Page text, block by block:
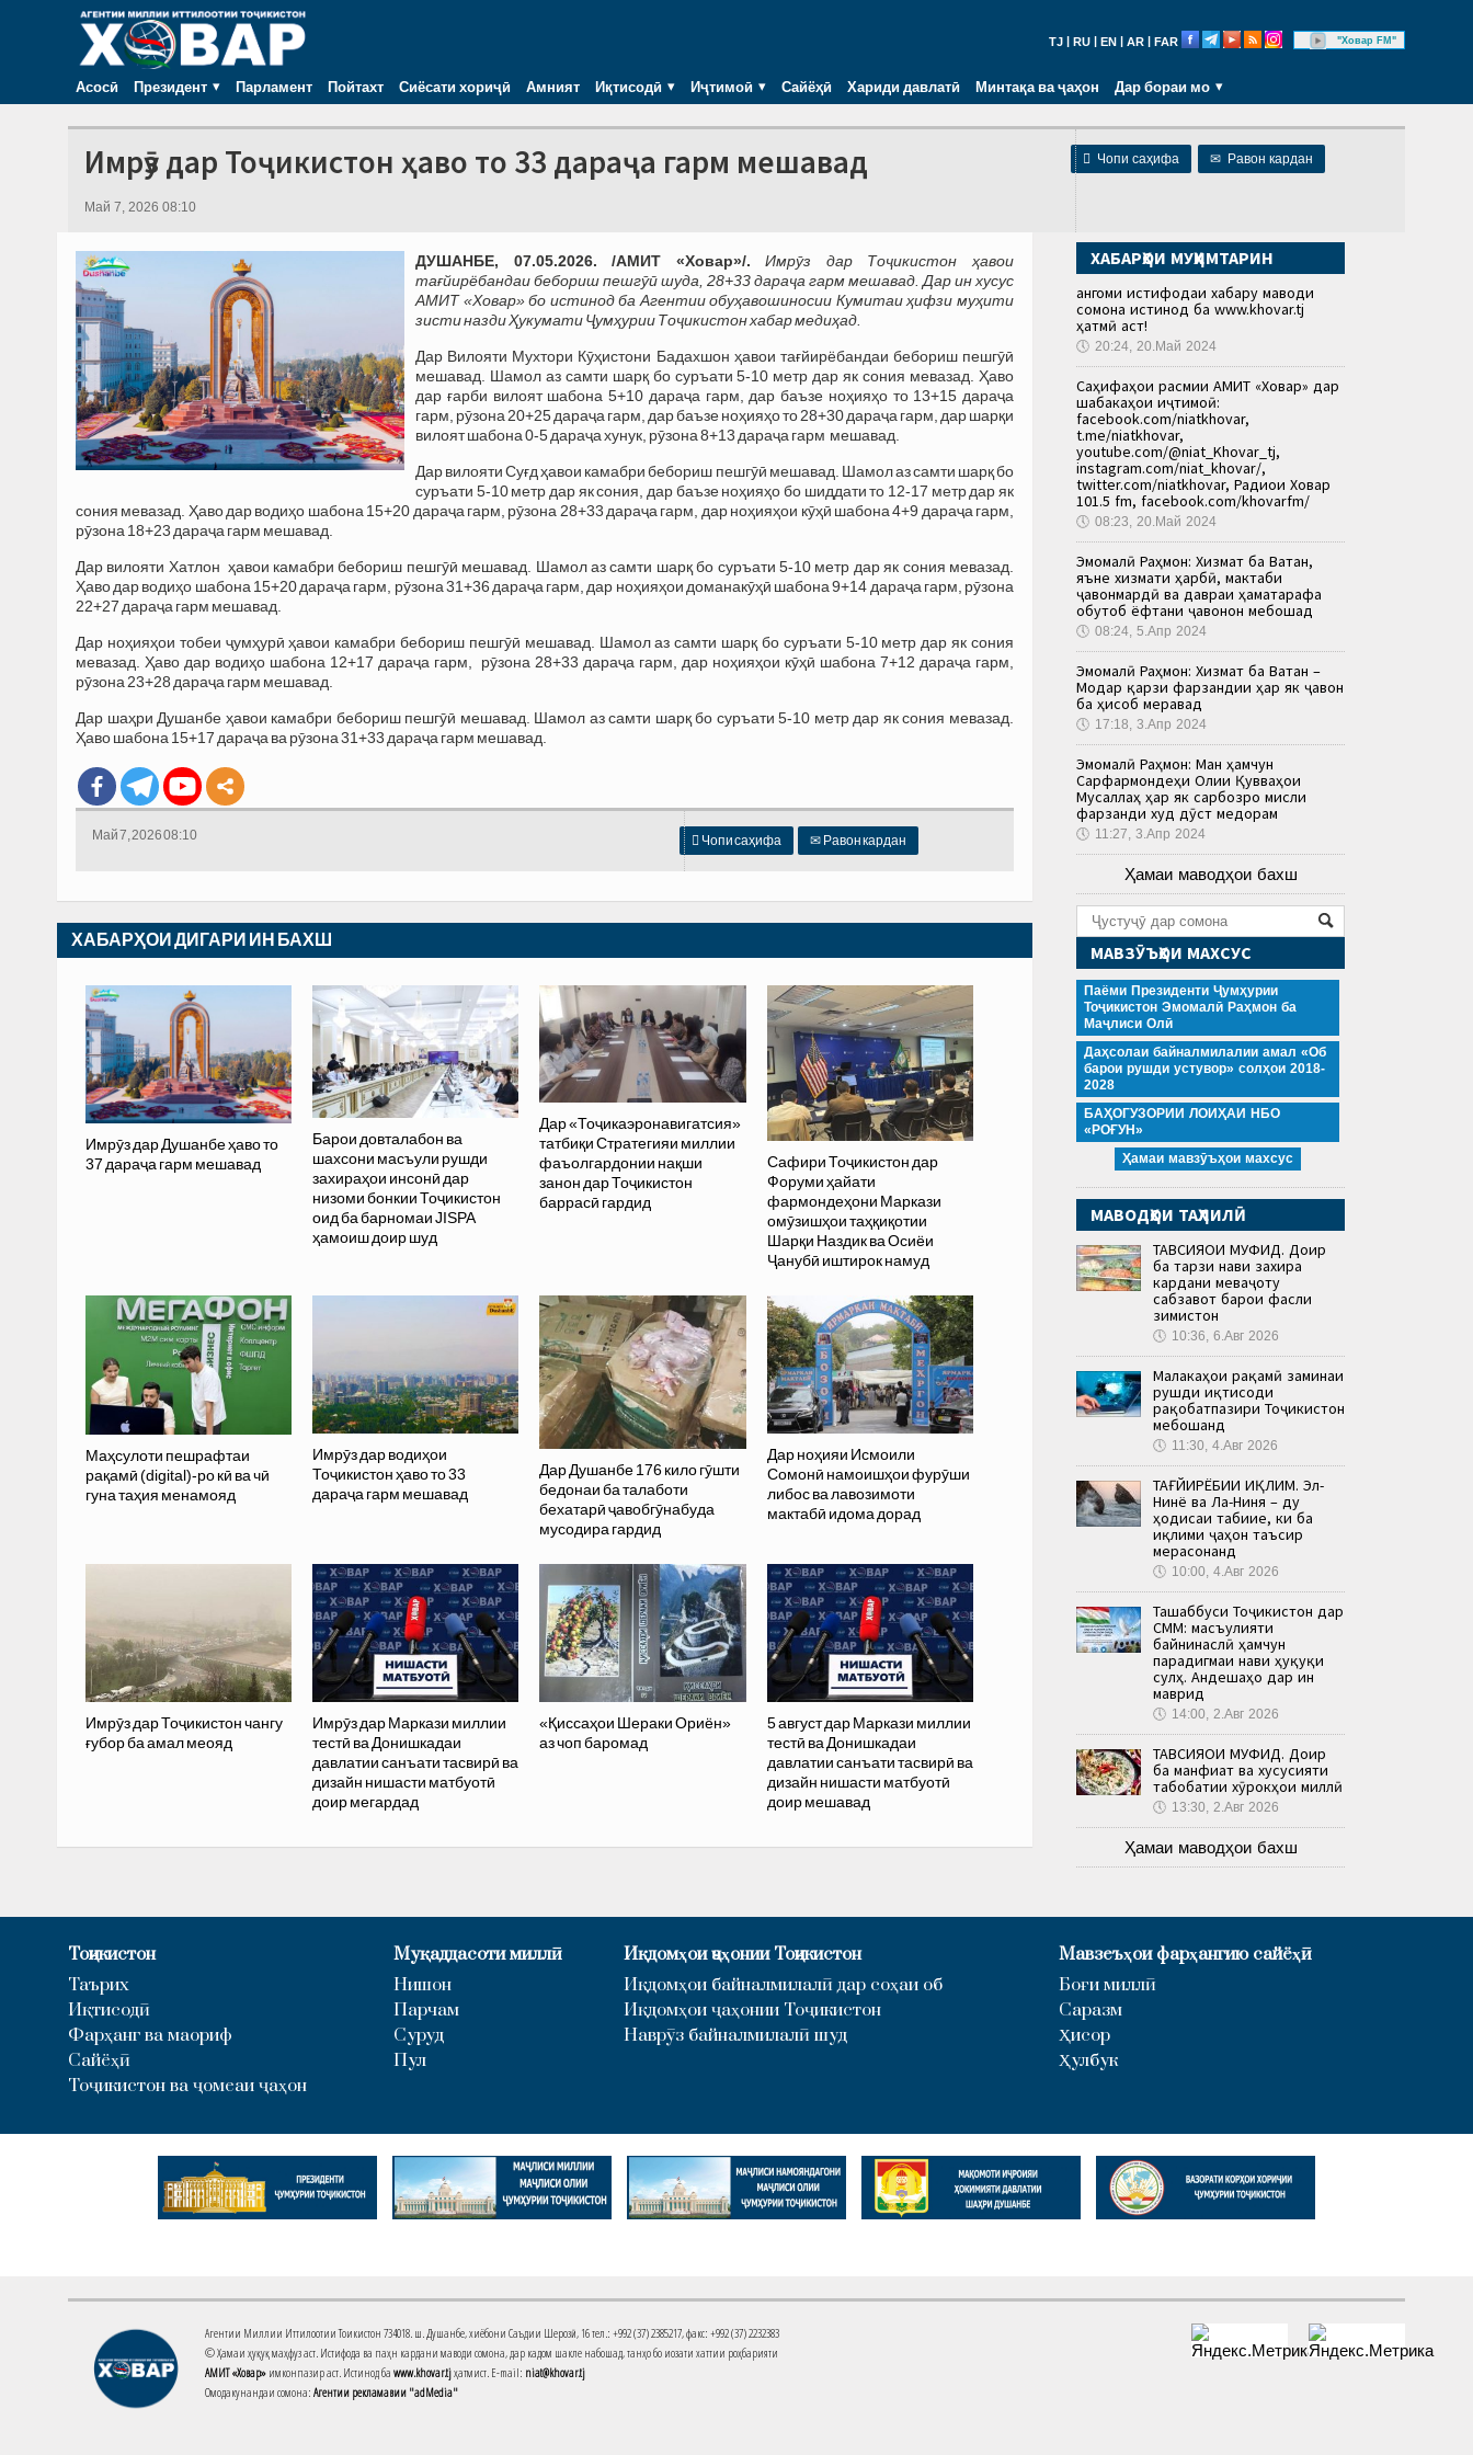
TJ RU EN AR FAR "Ховар FM"
Асосӣ Президент Парламент Пойтахт Сиёсати хориҷӣ Амният Иқтисодӣ Иҷтимоӣ Сайёҳӣ Хариди давлатӣ Минтақа ва ҷаҳон Дар бораи мо
 Чопи саҳифа ✉ Равон кардан
Имрӯз дар Тоҷикистон ҳаво то 33 дараҷа гарм мешавад
Май 7, 2026 08:10
ДУШАНБЕ, 07.05.2026. /АМИТ «Ховар»/.
Имрӯз дар Тоҷикистон ҳавои
тағйирёбандаи бебориш пешгӯӣ шуда, 28+33 дараҷа гарм мешавад. Дар ин хусус
АМИТ «Ховар» бо истинод ба Агентии обуҳавошиносии Кумитаи ҳифзи муҳити
зисти назди Ҳукумати Ҷумҳурии Тоҷикистон хабар медиҳад.
Дар Вилояти Мухтори Кӯҳистони Бадахшон ҳавои тағйирёбандаи бебориш пешгӯӣ
мешавад. Шамол аз самти шарқ бо суръати 5-10 метр дар як сония мевазад. Ҳаво
дар ғарби вилоят шабона 5+10 дараҷа гарм, дар баъзе ноҳияҳо то 13+15 дараҷа
гарм, рӯзона 20+25 дараҷа гарм, дар баъзе ноҳияҳо то 28+30 дараҷа гарм, дар шарқи
вилоят шабона 0-5 дараҷа хунук, рӯзона 8+13 дараҷа гарм мешавад.
Дар вилояти Суғд ҳавои камабри бебориш пешгӯӣ мешавад. Шамол аз самти шарқ бо
суръати 5-10 метр дар як сония, дар баъзе ноҳияҳо бо шиддати то 12-17 метр дар як
сония мевазад. Ҳаво дар водиҳо шабона 15+20 дараҷа гарм, рӯзона 28+33 дараҷа гарм, дар ноҳияҳои кӯҳӣ шабона 4+9 дараҷа гарм,
рӯзона 18+23 дараҷа гарм мешавад.
Дар вилояти Хатлон ҳавои камабри бебориш пешгӯӣ мешавад. Шамол аз самти шарқ бо суръати 5-10 метр дар як сония мевазад.
Ҳаво дар водиҳо шабона 15+20 дараҷа гарм, рӯзона 31+36 дараҷа гарм, дар ноҳияҳои доманакӯҳӣ шабона 9+14 дараҷа гарм, рӯзона
22+27 дараҷа гарм мешавад.
Дар ноҳияҳои тобеи ҷумҳурӣ ҳавои камабри бебориш пешгӯӣ мешавад. Шамол аз самти шарқ бо суръати 5-10 метр дар як сония
мевазад. Ҳаво дар водиҳо шабона 12+17 дараҷа гарм, рӯзона 28+33 дараҷа гарм, дар ноҳияҳои кӯҳӣ шабона 7+12 дараҷа гарм,
рӯзона 23+28 дараҷа гарм мешавад.
Дар шаҳри Душанбе ҳавои камабри бебориш пешгӯӣ мешавад. Шамол аз самти шарқ бо суръати 5-10 метр дар як сония мевазад.
Ҳаво шабона 15+17 дараҷа ва рӯзона 31+33 дараҷа гарм мешавад.
 Чопи саҳифа ✉ Равон кардан
Май 7, 2026 08:10
ХАБАРҲОИ ДИГАРИ ИН БАХШ
Имрӯз дар Душанбе ҳаво то
37 дараҷа гарм мешавад
Барои довталабон ва
шахсони масъули рушди
захираҳои инсонӣ дар
низоми бонкии Тоҷикистон
оид ба барномаи JISPA
ҳамоиш доир шуд
Дар «Тоҷикаэронавигатсия»
татбиқи Стратегияи миллии
фаъолгардонии нақши
занон дар Тоҷикистон
баррасӣ гардид
Сафири Тоҷикистон дар
Форуми ҳайати
фармондеҳони Маркази
омӯзишҳои таҳқиқотии
Шарқи Наздик ва Осиёи
Ҷанубӣ иштирок намуд
Маҳсулоти пешрафтаи
рақамӣ (digital)-ро кӣ ва чӣ
гуна таҳия менамояд
Имрӯз дар водиҳои
Тоҷикистон ҳаво то 33
дараҷа гарм мешавад
Дар Душанбе 176 кило гӯшти
бедонаи ба талаботи
бехатарӣ ҷавобгӯнабуда
мусодира гардид
Дар ноҳияи Исмоили
Сомонӣ намоишҳои фурӯши
либос ва лавозимоти
мактабӣ идома дорад
Имрӯз дар Тоҷикистон чангу
ғубор ба амал меояд
Имрӯз дар Маркази миллии
тестӣ ва Донишкадаи
давлатии санъати тасвирӣ ва
дизайн нишасти матбуотӣ
доир мегардад
«Қиссаҳои Шераки Ориён»
аз чоп баромад
5 август дар Маркази миллии
тестӣ ва Донишкадаи
давлатии санъати тасвирӣ ва
дизайн нишасти матбуотӣ
доир мешавад
ХАБАРҲОИ МУҲИМТАРИН
Ҳангоми истифодаи хабару маводи
сомона истинод ба www.khovar.tj
ҳатмӣ аст!
🕔 20:24, 20.Май 2024
Саҳифаҳои расмии АМИТ «Ховар» дар
шабакаҳои иҷтимоӣ:
facebook.com/niatkhovar,
t.me/niatkhovar,
youtube.com/@niat_Khovar_tj,
instagram.com/niat_khovar/,
twitter.com/niatkhovar, Радиои Ховар
101.5 fm, facebook.com/khovarfm/
🕔 08:23, 20.Май 2024
Эмомалӣ Раҳмон: Хизмат ба Ватан,
яъне хизмати ҳарбӣ, мактаби
ҷавонмардӣ ва давраи ҳаматарафа
обутоб ёфтани ҷавонон мебошад
🕔 08:24, 5.Апр 2024
Эмомалӣ Раҳмон: Хизмат ба Ватан –
Модар қарзи фарзандии ҳар як ҷавон
ба ҳисоб меравад
🕔 17:18, 3.Апр 2024
Эмомалӣ Раҳмон: Ман ҳамчун
Сарфармондеҳи Олии Қувваҳои
Мусаллаҳ ҳар як сарбозро мисли
фарзанди худ дӯст медорам
🕔 11:27, 3.Апр 2024
Ҳамаи маводҳои бахш
МАВЗӮЪҲОИ МАХСУС
Паёми Президенти Ҷумҳурии
Тоҷикистон Эмомалӣ Раҳмон ба
Маҷлиси Олӣ
Даҳсолаи байналмилалии амал «Об
барои рушди устувор» солҳои 2018-
2028
БАҲОГУЗОРИИ ЛОИҲАИ НБО
«РОҒУН»
Ҳамаи мавзӯъҳои махсус
МАВОДҲОИ ТАҲЛИЛӢ
ТАВСИЯҲОИ МУФИД. Доир
ба тарзи нави захира
кардани меваҷоту
сабзавот барои фасли
зимистон
🕔 10:36, 6.Авг 2026
Малакаҳои рақамӣ заминаи
рушди иқтисоди
рақобатпазири Тоҷикистон
мебошанд
🕔 11:30, 4.Авг 2026
ТАҒЙИРЁБИИ ИҚЛИМ. Эл-
Нинё ва Ла-Ниня – ду
ҳодисаи табиие, ки ба
иқлими ҷаҳон таъсир
мерасонанд
🕔 10:00, 4.Авг 2026
Ташаббуси Тоҷикистон дар
СММ: масъулияти
байнинаслӣ ҳамчун
парадигмаи нави ҳуқуқи
сулҳ. Андешаҳо дар ин
маврид
🕔 14:00, 2.Авг 2026
ТАВСИЯҲОИ МУФИД. Доир
ба манфиат ва хусусияти
табобатии хӯрокҳои миллӣ
🕔 13:30, 2.Авг 2026
Ҳамаи маводҳои бахш
Тоҷикистон
Таърих
Иқтисодӣ
Фарҳанг ва маориф
Сайёҳӣ
Тоҷикистон ва ҷомеаи ҷаҳон
Муқаддасоти миллӣ
Нишон
Парчам
Суруд
Пул
Иқдомҳои ҷаҳонии Тоҷикистон
Иқдомҳои байналмилалӣ дар соҳаи об
Иқдомҳои ҷаҳонии Тоҷикистон
Наврӯз байналмилалӣ шуд
Мавзеъҳои фарҳангию сайёҳӣ
Боғи миллӣ
Саразм
Ҳисор
Ҳулбук
Агентии Миллии Иттилоотии Тоҷикистон 734018. ш. Душанбе, хиёбони Саъдии Шерозӣ, 16 тел.: +992 (37) 2385217, факс: +992 (37) 2232383
© Ҳамаи ҳуқуқ маҳфуз аст. Истифода ва паҳн кардани маводи сомона, дар кадом шакле набошад, танҳо бо иҷозати хаттии роҳбарияти
АМИТ «Ховар» имконпазир аст. Истинод ба www.khovar.tjҳатмист. E-mail: niat@khovar.tj
Омодакунандаи сомона: Агентии рекламавии "adMedia"